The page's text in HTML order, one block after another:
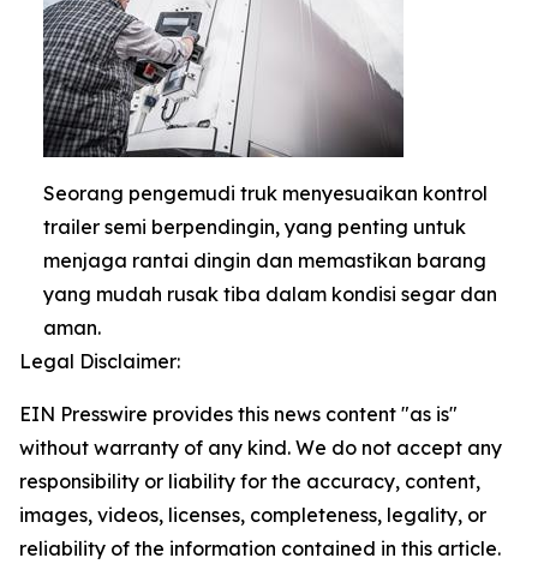
Seorang pengemudi truk menyesuaikan kontrol
trailer semi berpendingin, yang penting untuk
menjaga rantai dingin dan memastikan barang
yang mudah rusak tiba dalam kondisi segar dan
aman.
Legal Disclaimer:
EIN Presswire provides this news content "as is"
without warranty of any kind. We do not accept any
responsibility or liability for the accuracy, content,
images, videos, licenses, completeness, legality, or
reliability of the information contained in this article.